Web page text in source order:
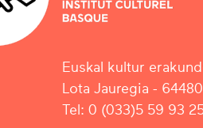
Euskal kultur
Lota Jauregia -
Tel: 0 (033)5 59 93